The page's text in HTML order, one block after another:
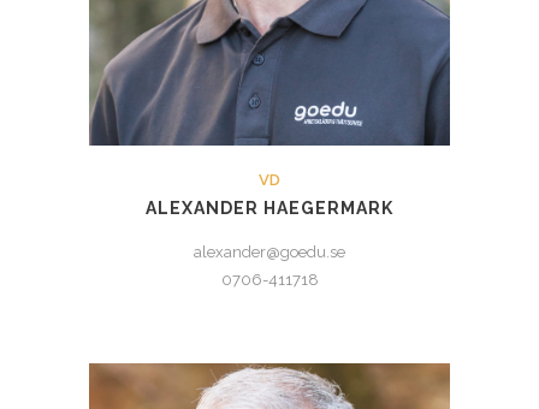
VD
ALEXANDER HAEGERMARK
alexander@goedu.se
0706-411718